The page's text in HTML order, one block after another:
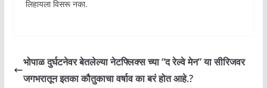
लिहायला विसरू नका.
भोपाळ दुर्घटनेवर बेतलेल्या नेटफ्लिक्स च्या “द रेल्वे मेन” या सीरिजवर
जगभरातून इतका कौतुकाचा वर्षाव का बरं होत आहे.?